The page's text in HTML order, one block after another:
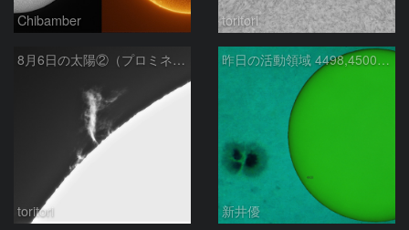
Chibamber toritori
8月6日の太陽②（プロミネン北東縁 ）
toritori
昨日の活動領域 4498,4500：2026/08/05
新井優